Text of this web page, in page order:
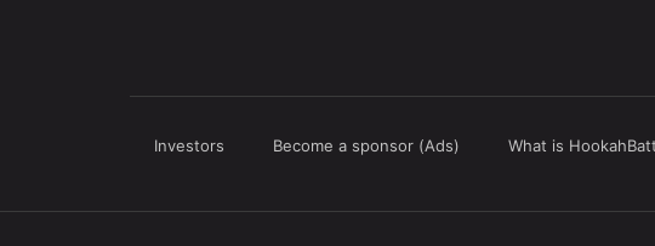
Investors Become a sponsor (Ads) What is